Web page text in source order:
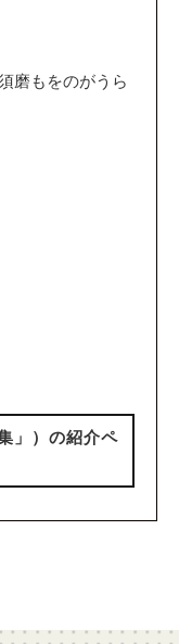
磨もをのがうら
」）の紹介ペ